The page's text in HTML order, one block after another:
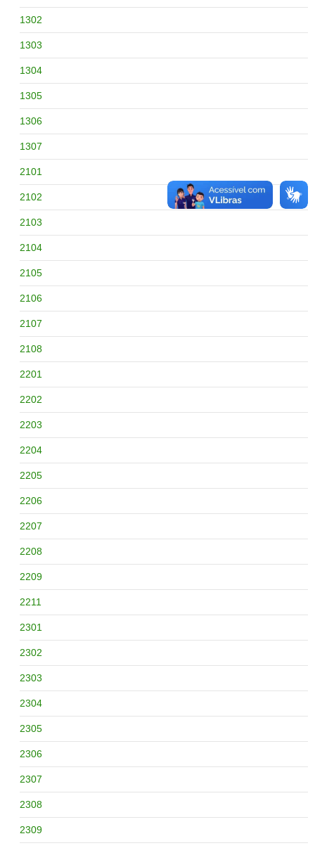
1302
1303
1304
1305
1306
1307
2101
2102
2103
2104
2105
2106
2107
2108
2201
2202
2203
2204
2205
2206
2207
2208
2209
2211
2301
2302
2303
2304
2305
2306
2307
2308
2309